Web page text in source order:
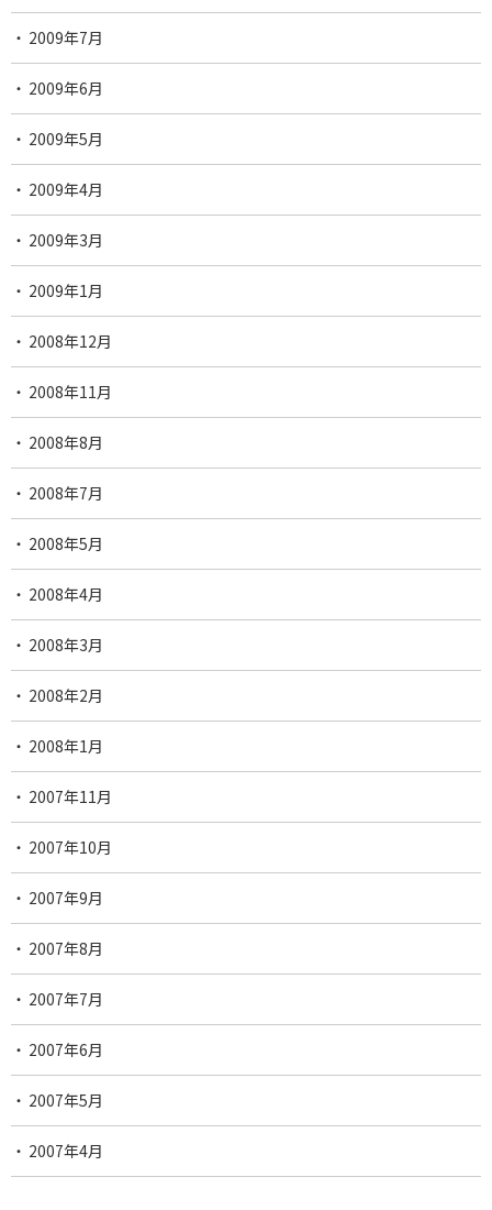
2009年7月
2009年6月
2009年5月
2009年4月
2009年3月
2009年1月
2008年12月
2008年11月
2008年8月
2008年7月
2008年5月
2008年4月
2008年3月
2008年2月
2008年1月
2007年11月
2007年10月
2007年9月
2007年8月
2007年7月
2007年6月
2007年5月
2007年4月